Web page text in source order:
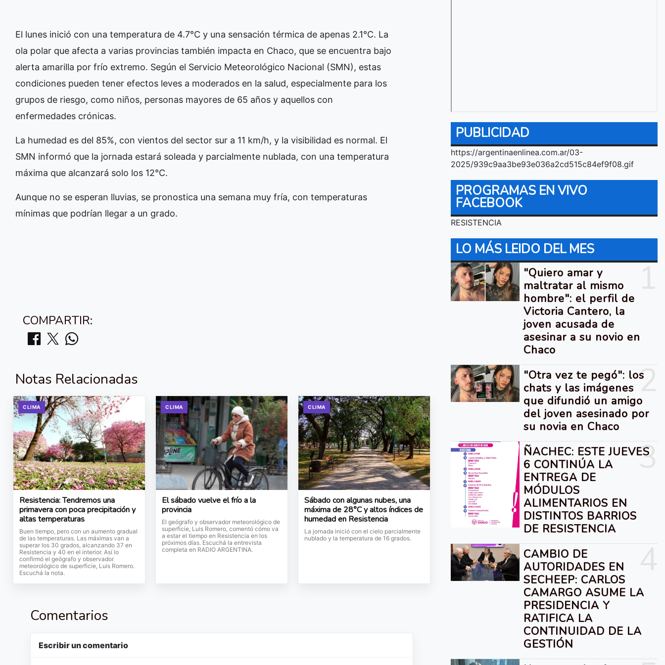
El lunes inició con una temperatura de 4.7°C y una sensación térmica de apenas 2.1°C. La
ola polar que afecta a varias provincias también impacta en Chaco, que se encuentra bajo
alerta amarilla por frío extremo. Según el Servicio Meteorológico Nacional (SMN), estas
condiciones pueden tener efectos leves a moderados en la salud, especialmente para los
grupos de riesgo, como niños, personas mayores de 65 años y aquellos con
enfermedades crónicas.
La humedad es del 85%, con vientos del sector sur a 11 km/h, y la visibilidad es normal. El
SMN informó que la jornada estará soleada y parcialmente nublada, con una temperatura
máxima que alcanzará solo los 12°C.
Aunque no se esperan lluvias, se pronostica una semana muy fría, con temperaturas
mínimas que podrían llegar a un grado.
COMPARTIR:
Notas Relacionadas
CLIMA
Resistencia: Tendremos una
primavera con poca precipitación y
altas temperaturas
Buen tiempo, pero con un aumento gradual
de las temperaturas. Las máximas van a
superar los 30 grados, alcanzando 37 en
Resistencia y 40 en el interior. Así lo
confirmó el geógrafo y observador
meteorológico de superficie, Luis Romero.
Escuchá la nota.
CLIMA
El sábado vuelve el frío a la
provincia
El geógrafo y observador meteorológico de
superficie, Luis Romero, comentó cómo va
a estar el tiempo en Resistencia en los
próximos días. Escuchá la entrevista
completa en RADIO ARGENTINA.
CLIMA
Sábado con algunas nubes, una
máxima de 28°C y altos índices de
humedad en Resistencia
La jornada inició con el cielo parcialmente
nublado y la temperatura de 16 grados.
Comentarios
Escribir un comentario
PUBLICIDAD
https://argentinaenlinea.com.ar/03-
2025/939c9aa3be93e036a2cd515c84ef9f08.gif
PROGRAMAS EN VIVO
FACEBOOK
RESISTENCIA
LO MÁS LEIDO DEL MES
"Quiero amar y
maltratar al mismo
hombre": el perfil de
Victoria Cantero, la
joven acusada de
asesinar a su novio en
Chaco
2
"Otra vez te pegó": los
chats y las imágenes
que difundió un amigo
del joven asesinado por
su novia en Chaco
3
ÑACHEC: ESTE JUEVES
6 CONTINÚA LA
ENTREGA DE
MÓDULOS
ALIMENTARIOS EN
DISTINTOS BARRIOS
DE RESISTENCIA
CAMBIO DE
AUTORIDADES EN
SECHEEP: CARLOS
CAMARGO ASUME LA
PRESIDENCIA Y
RATIFICA LA
CONTINUIDAD DE LA
GESTIÓN